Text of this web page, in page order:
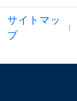
サイトマッ
プ